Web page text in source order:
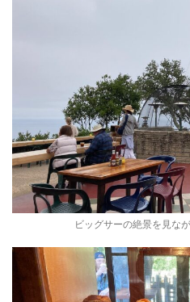
ビッグサーの絶景を見な